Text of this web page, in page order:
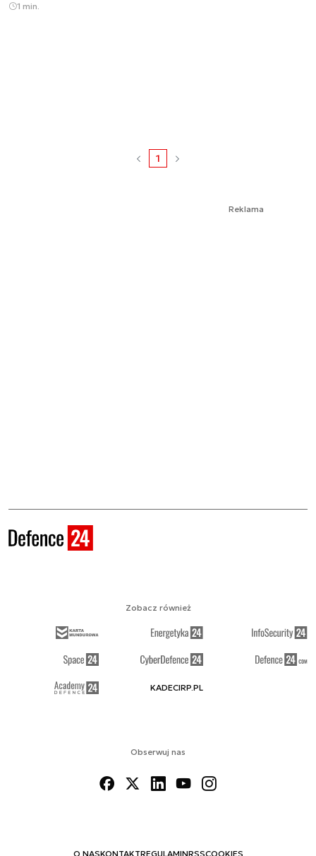
1 min.
1
Reklama
Obserwuj nas
O NASKONTAKTREGULAMINRSSCOOKIES
Zobacz również
KADECIRP.PL